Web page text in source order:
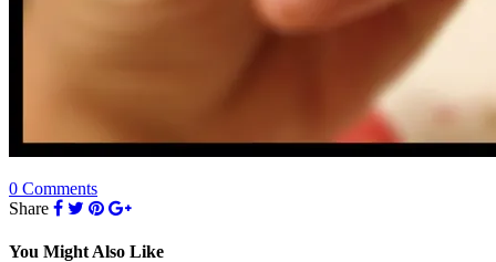
0 Comments
Share
You Might Also Like